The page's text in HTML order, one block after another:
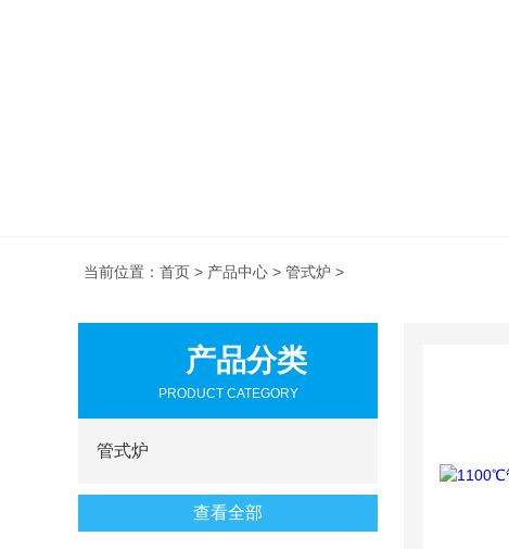
当前位置： 首页 > 产品中心 > 管式炉 >
产品分类
PRODUCT CATEGORY
管式炉
查看全部